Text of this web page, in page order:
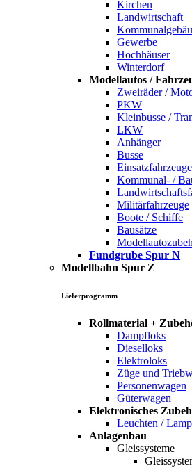
Kirchen
Landwirtschaft
Gewerbe
Hochhäuser
Winterdorf
Modellautos /
Zweiräder /
PKW
Kleinbusse /
LKW
Anhänger
Busse
Einsatzfahrzeuge
Kommunal- /
Militärfahrzeuge
Boote / Schiffe
Bausätze
Fundgrube Spur N
Modellbahn Spur Z
Lieferprogramm
Rollmaterial +
Dampfloks
Dieselloks
Elektroloks
Züge und
Personenwagen
Güterwagen
Elektronisches
Leuchten /
Anlagenbau
Gleissysteme